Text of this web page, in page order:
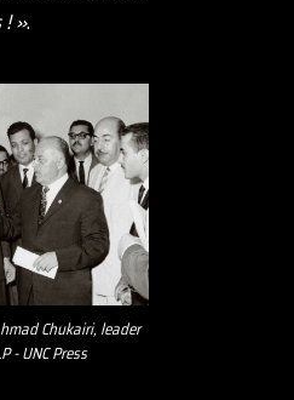
».
Chukairi, leader
- UNC Press